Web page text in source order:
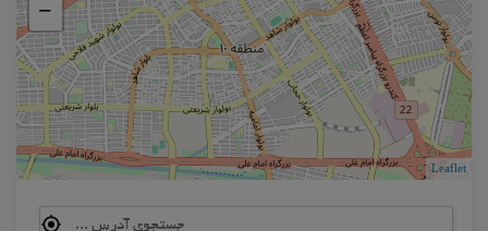
−
Leaflet